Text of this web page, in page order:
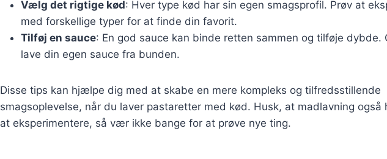
Vælg det rigtige kød: Hver type kød har sin egen smagsprofil. Prøv at
med forskellige typer for at finde din favorit.
Tilføj en sauce: En god sauce kan binde retten sammen og tilføje dybde.
lave din egen sauce fra bunden.
Disse tips kan hjælpe dig med at skabe en mere kompleks og tilfredsstillende
smagsoplevelse, når du laver pastaretter med kød. Husk, at madlavning også
at eksperimentere, så vær ikke bange for at prøve nye ting.